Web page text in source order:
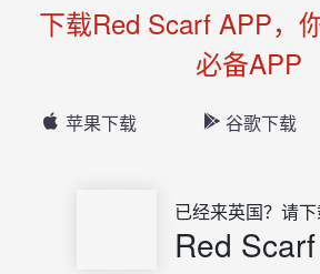
下载Red Scarf APP，
必备APP
苹果下载 谷歌下载
已经来英国？请
Red